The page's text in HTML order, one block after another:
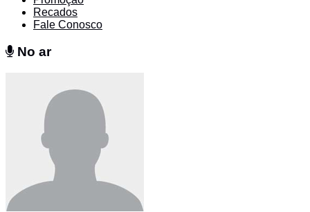
Recados
Fale Conosco
No ar